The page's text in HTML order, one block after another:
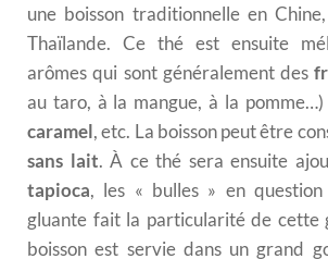
une boisson traditionnelle en
Thaïlande. Ce thé est ensuite
arômes qui sont généralement des
au taro, à la mangue, à la
caramel, etc. La boisson peut être
sans lait. À ce thé sera ensuite
tapioca, les « bulles » en
gluante fait la particularité de cette
boisson est servie dans un grand